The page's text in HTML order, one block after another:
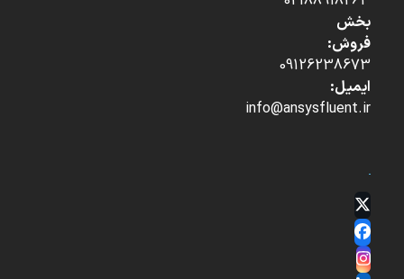
بخش
فروش:
09126238673
ایمیل:
info@ansysfluent.ir
Twitter
(deprecated)
Facebook
Instagram